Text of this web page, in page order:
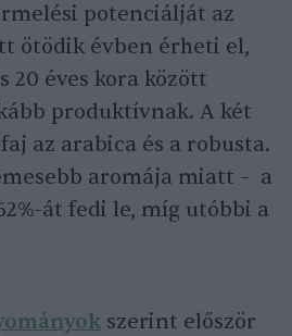
potenciálját az
ötödik évben érheti el,
20 éves kora között
produktívnak. A két
az arabica és a robusta.
aromája miatt – a
át fedi le, míg utóbbi a
szerint először